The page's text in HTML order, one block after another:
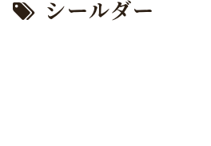
シールダー